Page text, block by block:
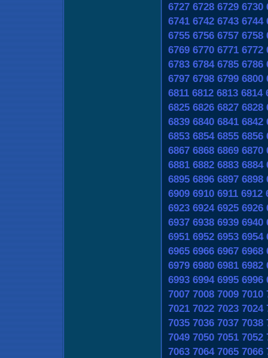
6727 6728 6729 6730
6741 6742 6743 6744
6755 6756 6757 6758
6769 6770 6771 6772
6783 6784 6785 6786
6797 6798 6799 6800
6811 6812 6813 6814
6825 6826 6827 6828
6839 6840 6841 6842
6853 6854 6855 6856
6867 6868 6869 6870
6881 6882 6883 6884
6895 6896 6897 6898
6909 6910 6911 6912
6923 6924 6925 6926
6937 6938 6939 6940
6951 6952 6953 6954
6965 6966 6967 6968
6979 6980 6981 6982
6993 6994 6995 6996
7007 7008 7009 7010
7021 7022 7023 7024
7035 7036 7037 7038
7049 7050 7051 7052
7063 7064 7065 7066